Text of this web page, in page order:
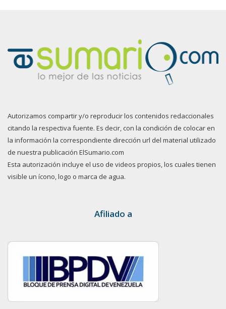
Autorizamos compartir y/o reproducir los contenidos redaccionales
citando la respectiva fuente. Es decir, con la condición de colocar en
la información la correspondiente dirección url del material utilizado
de nuestra publicación ElSumario.com
Esta autorización incluye el uso de videos propios, los cuales tienen
visible un ícono, logo o marca de agua.
Afiliado a